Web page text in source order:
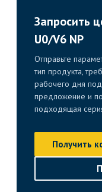
Запросить
U0/V6 NP
Отправьте
тип продукта,
рабочего дня
предложение и
подходящая
Получить